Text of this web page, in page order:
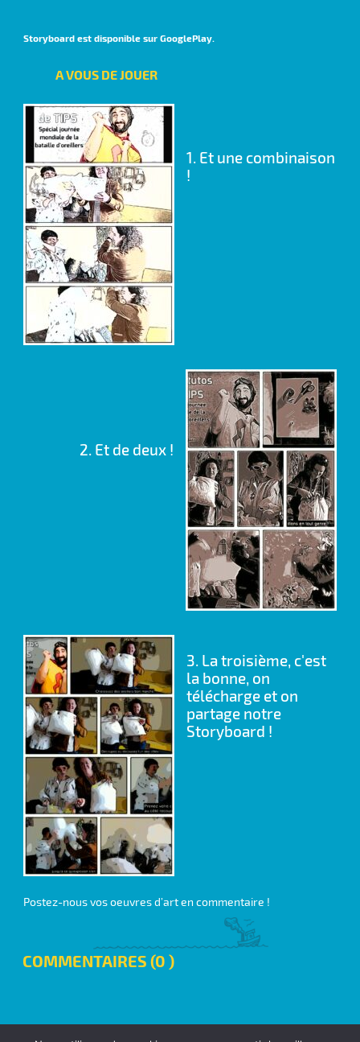
Storyboard est disponible sur GooglePlay.
A VOUS DE JOUER
1. Et une combinaison
!
2. Et de deux !
3. La troisième, c'est
la bonne, on
télécharge et on
partage notre
Storyboard !
Postez-nous vos oeuvres d’art en commentaire !
COMMENTAIRES (0 )